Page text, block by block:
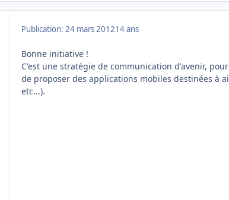
Publication: 24 mars 201214 ans
Bonne initiative !
C'est une stratégie de communication d'avenir,
de proposer des applications mobiles destinées à
etc...).